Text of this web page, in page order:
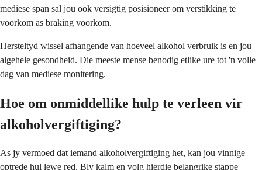
mediese span sal jou ook versigtig posisioneer om verstikking te
voorkom as braking voorkom.
Hersteltyd wissel afhangende van hoeveel alkohol verbruik is en jou
algehele gesondheid. Die meeste mense benodig etlike ure tot 'n volle
dag van mediese monitering.
Hoe om onmiddellike hulp te verleen vir
alkoholvergiftiging?
As jy vermoed dat iemand alkoholvergiftiging het, kan jou vinnige
optrede hul lewe red. Bly kalm en volg hierdie belangrike stappe